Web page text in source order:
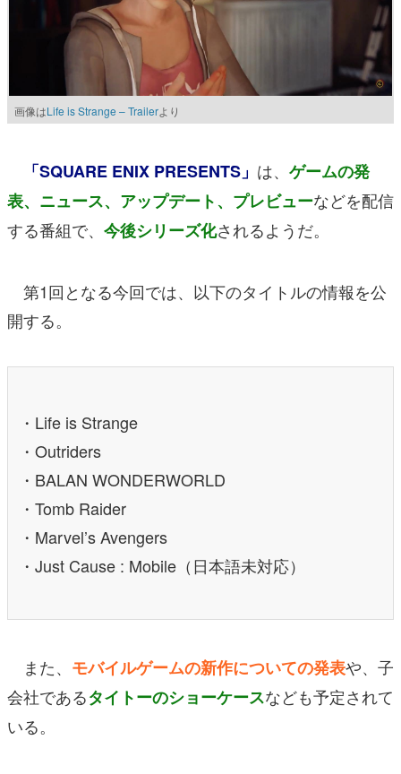
画像はLife is Strange – Trailerより
「SQUARE ENIX PRESENTS」 は、 ゲームの発
表、ニュース、アップデート、プレビューなどを配信
する番組で、 今後シリーズ化されるようだ。
第1回となる今回では、以下のタイトルの情報を公
開する。
・Life is Strange
・Outriders
・BALAN WONDERWORLD
・Tomb Raider
・Marvel’s Avengers
・Just Cause : Mobile（日本語未対応）
また、 モバイルゲームの新作についての発表や、子
会社であるタイトーのショーケースなども予定されて
いる。